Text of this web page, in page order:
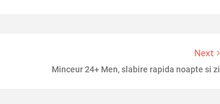
Next
Minceur 24+ Men, slabire rapida noapte si zi